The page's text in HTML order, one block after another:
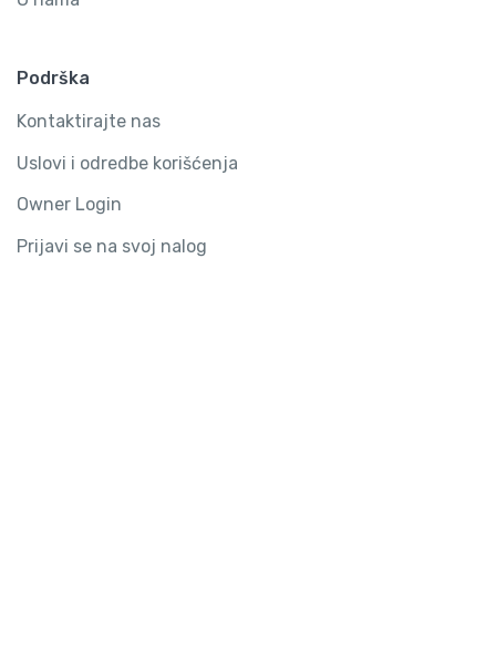
Podrška
Kontaktirajte nas
Uslovi i odredbe korišćenja
Owner Login
Prijavi se na svoj nalog